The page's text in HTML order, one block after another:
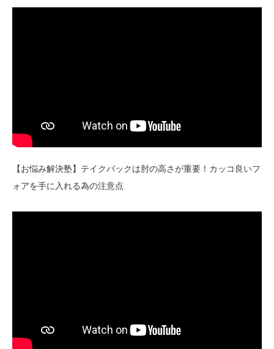
【お悩み解決塾】テイクバックは肘の高さが重要！カッコ良いフ
ォアを手に入れる為の注意点